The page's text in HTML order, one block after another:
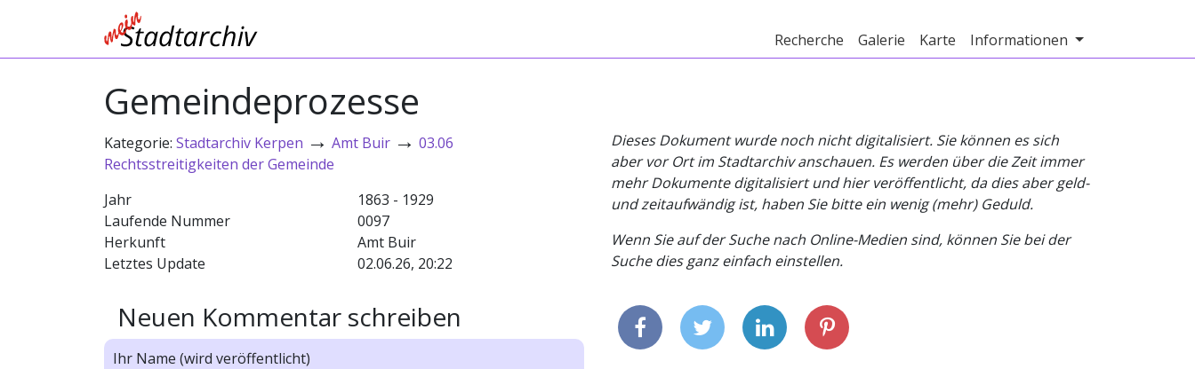
Recherche Galerie Karte Informationen
Gemeindeprozesse
Kategorie: Stadtarchiv Kerpen → Amt Buir → 03.06
Rechtsstreitigkeiten der Gemeinde
Jahr
1863 - 1929
Laufende Nummer
0097
Herkunft
Amt Buir
Letztes Update
02.06.26, 20:22
Neuen Kommentar schreiben
Ihr Name (wird veröffentlicht)
Dieses Dokument wurde noch nicht digitalisiert. Sie können es sich
aber vor Ort im Stadtarchiv anschauen. Es werden über die Zeit immer
mehr Dokumente digitalisiert und hier veröffentlicht, da dies aber geld-
und zeitaufwändig ist, haben Sie bitte ein wenig (mehr) Geduld.
Wenn Sie auf der Suche nach Online-Medien sind, können Sie bei der
Suche dies ganz einfach einstellen.